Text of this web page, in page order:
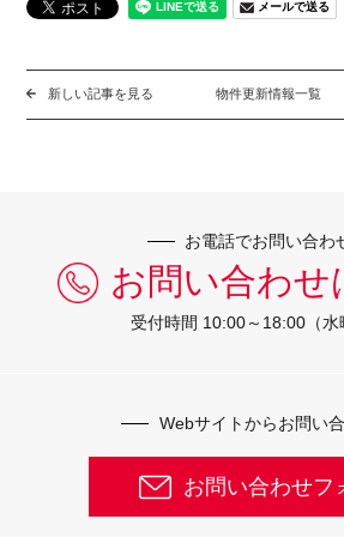
メールで送る
新しい記事を見る 物件更新情報一覧
お電話でお問い合わ
お問い合わせ
受付時間 10:00～18:00（水
Webサイトからお問い
お問い合わせフ